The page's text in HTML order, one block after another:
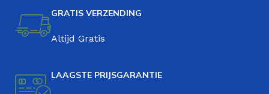
GRATIS VERZENDING
Altijd Gratis
LAAGSTE PRIJSGARANTIE